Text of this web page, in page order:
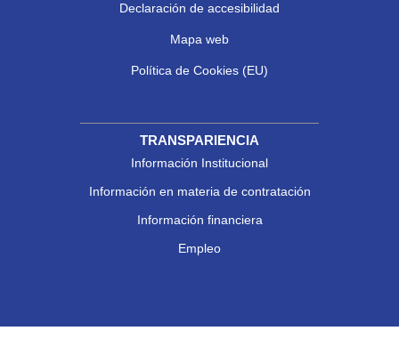
Declaración de accesibilidad
Mapa web
Política de Cookies (EU)
TRANSPARIENCIA
Información Institucional
Información en materia de contratación
Información financiera
Empleo